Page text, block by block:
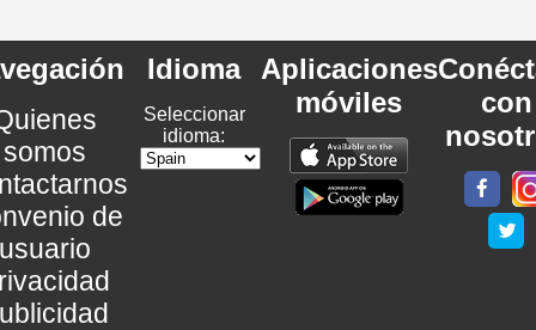
somos
de
Idioma
Seleccionar
idioma:
Aplicaciones
móviles
con